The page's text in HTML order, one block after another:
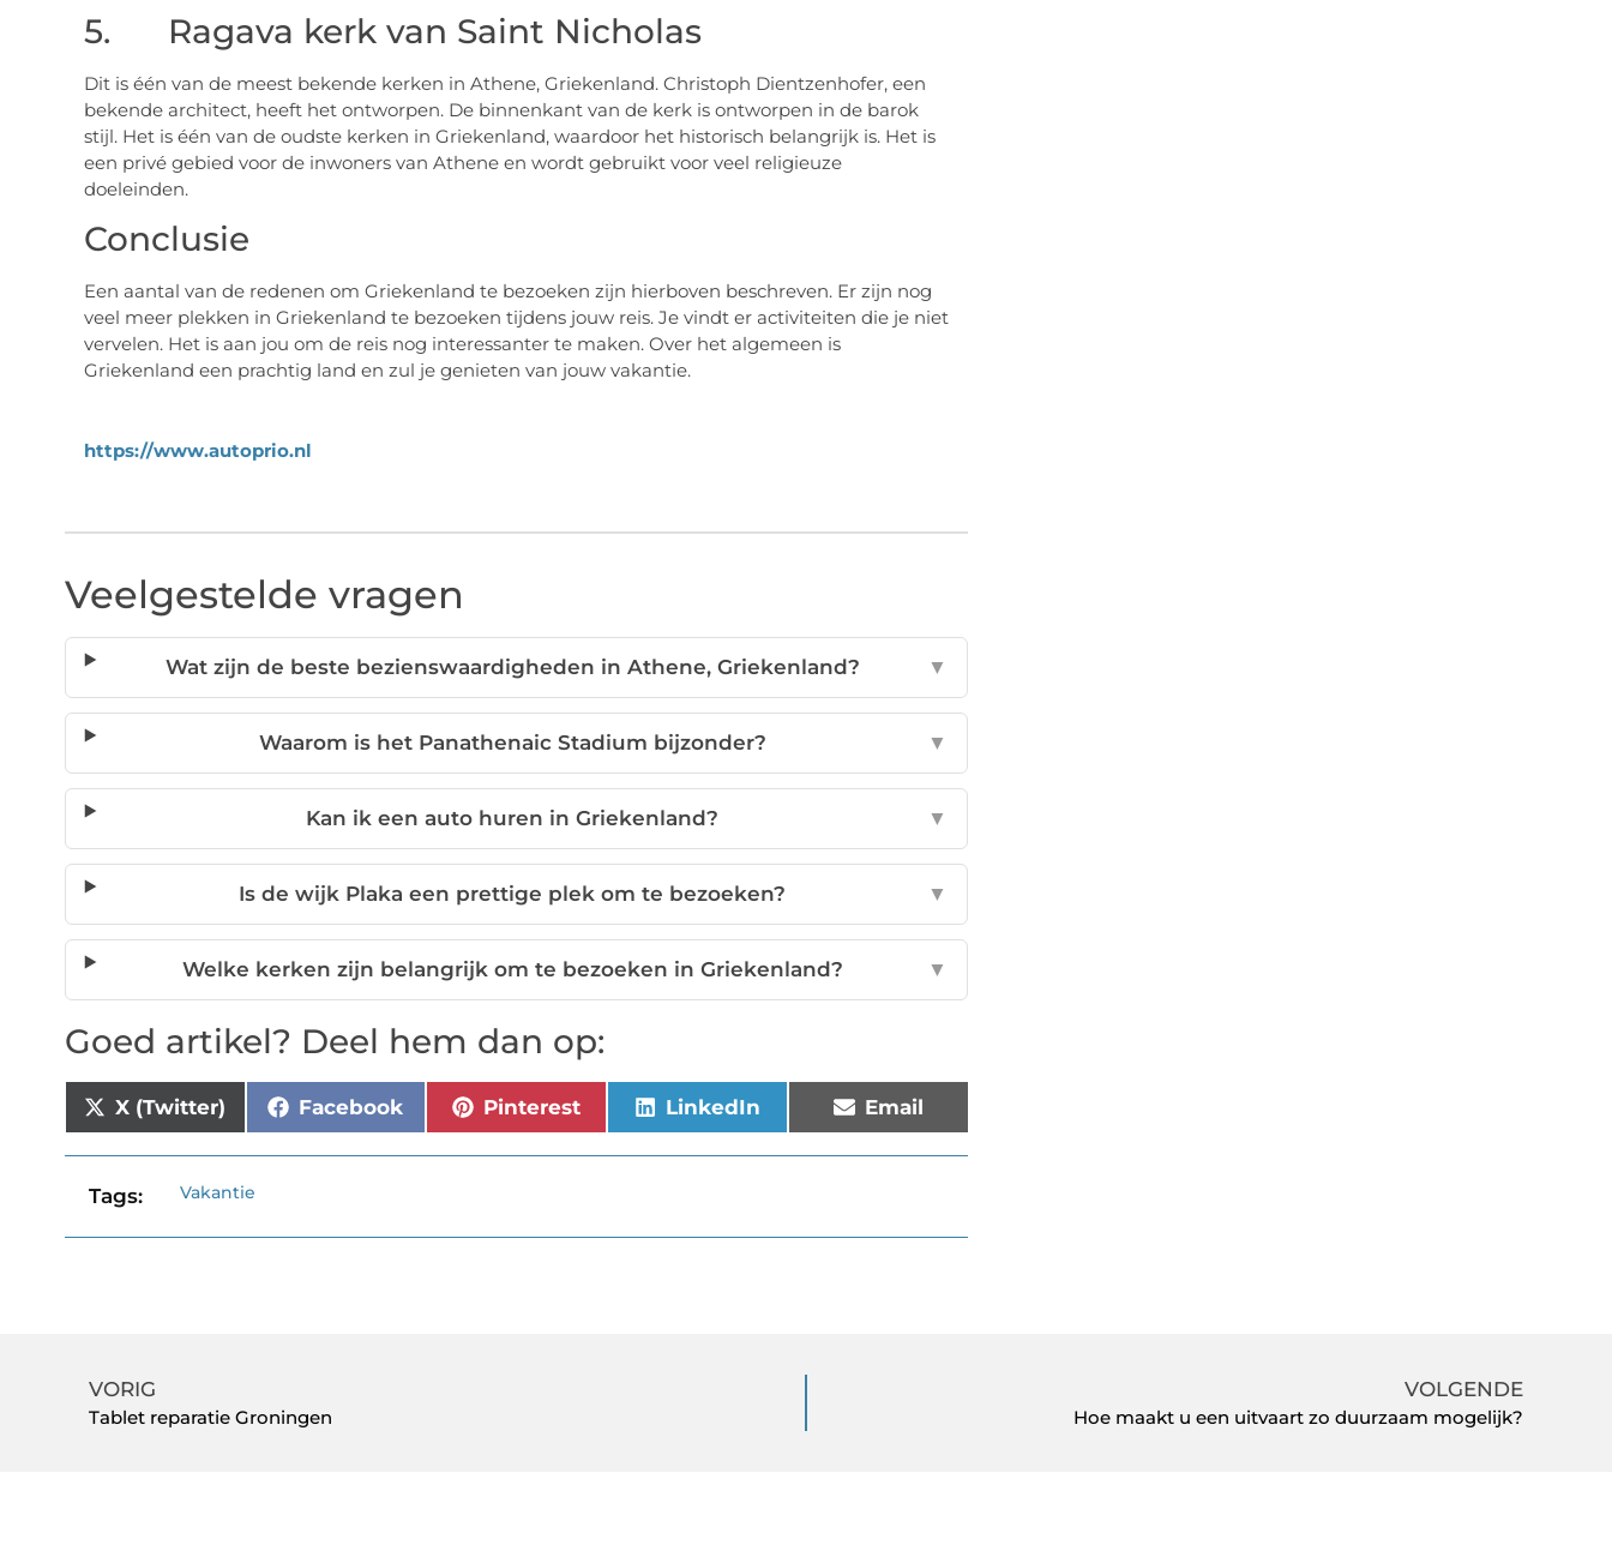
5. Ragava kerk van Saint Nicholas
Dit is één van de meest bekende kerken in Athene, Griekenland. Christoph Dientzenhofer, een
bekende architect, heeft het ontworpen. De binnenkant van de kerk is ontworpen in de barok
stijl. Het is één van de oudste kerken in Griekenland, waardoor het historisch belangrijk is. Het is
een privé gebied voor de inwoners van Athene en wordt gebruikt voor veel religieuze
doeleinden.
Conclusie
Een aantal van de redenen om Griekenland te bezoeken zijn hierboven beschreven. Er zijn nog
veel meer plekken in Griekenland te bezoeken tijdens jouw reis. Je vindt er activiteiten die je niet
vervelen. Het is aan jou om de reis nog interessanter te maken. Over het algemeen is
Griekenland een prachtig land en zul je genieten van jouw vakantie.
https://www.autoprio.nl
Veelgestelde vragen
Wat zijn de beste bezienswaardigheden in Athene, Griekenland? ▼
Waarom is het Panathenaic Stadium bijzonder? ▼
Kan ik een auto huren in Griekenland? ▼
Is de wijk Plaka een prettige plek om te bezoeken? ▼
Welke kerken zijn belangrijk om te bezoeken in Griekenland? ▼
Goed artikel? Deel hem dan op:
X (Twitter) Facebook Pinterest LinkedIn Email
Tags: Vakantie
VORIG
Tablet reparatie Groningen
VOLGENDE
Hoe maakt u een uitvaart zo duurzaam mogelijk?